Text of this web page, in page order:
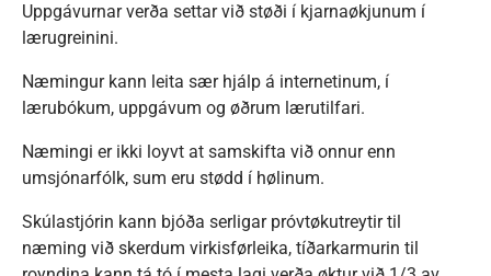
Uppgávurnar verða settar við støði í kjarnaøkjunum í
lærugreinini.
Næmingur kann leita sær hjálp á internetinum, í
lærubókum, uppgávum og øðrum lærutilfari.
Næmingi er ikki loyvt at samskifta við onnur enn
umsjónarfólk, sum eru stødd í hølinum.
Skúlastjórin kann bjóða serligar próvtøkutreytir til
næming við skerdum virkisførleika, tíðarkarmurin til